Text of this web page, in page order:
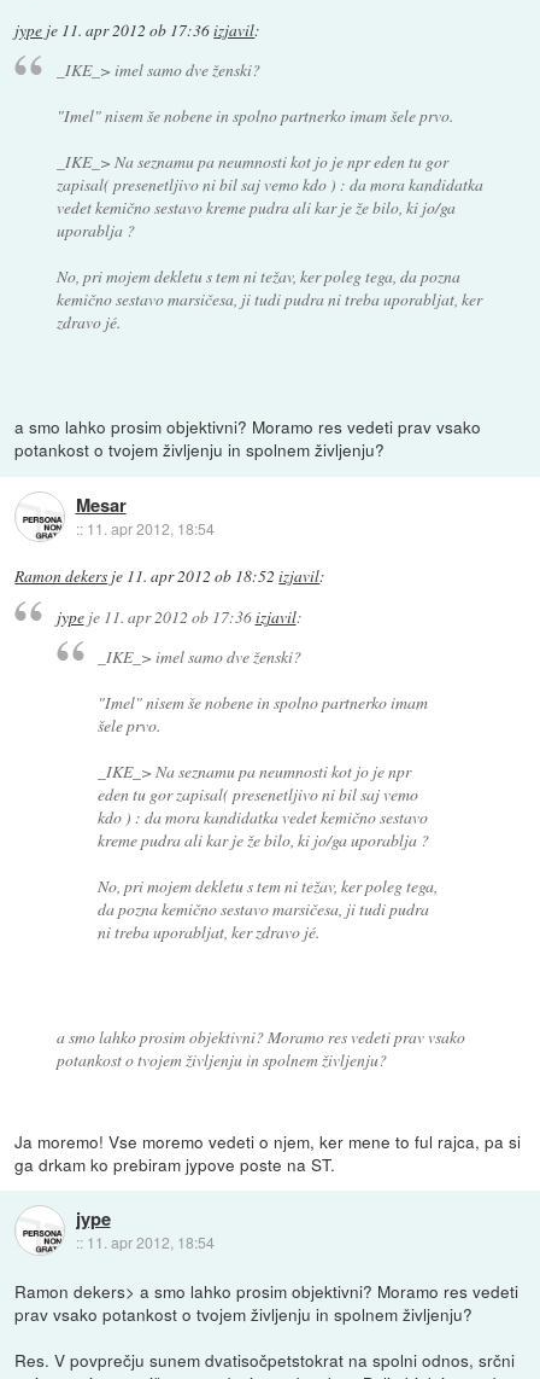
jype je 11. apr 2012 ob 17:36izjavil:
_IKE_> imel samo dve ženski?
"Imel" nisem še nobene in spolno partnerko imam šele prvo.
_IKE_> Na seznamu pa neumnosti kot jo je npr eden tu gor
zapisal( presenetljivo ni bil saj vemo kdo ) : da mora kandidatka
vedet kemično sestavo kreme pudra ali kar je že bilo, ki jo/ga
uporablja ?
No, pri mojem dekletu s tem ni težav, ker poleg tega, da pozna
kemično sestavo marsičesa, ji tudi pudra ni treba uporabljat, ker
zdravo jé.
a smo lahko prosim objektivni? Moramo res vedeti prav vsako
potankost o tvojem življenju in spolnem življenju?
Mesar
:: 11. apr 2012, 18:54
Ramon dekers je 11. apr 2012 ob 18:52 izjavil:
jypeje 11. apr 2012 ob 17:36izjavil:
_IKE_> imel samo dve ženski?
"Imel" nisem še nobene in spolno partnerko imam
šele prvo.
_IKE_> Na seznamu pa neumnosti kot jo je npr
eden tu gor zapisal( presenetljivo ni bil saj vemo
kdo ) : da mora kandidatka vedet kemično sestavo
kreme pudra ali kar je že bilo, ki jo/ga uporablja ?
No, pri mojem dekletu s tem ni težav, ker poleg tega,
da pozna kemično sestavo marsičesa, ji tudi pudra
ni treba uporabljat, ker zdravo jé.
a smo lahko prosim objektivni? Moramo res vedeti prav vsako
potankost o tvojem življenju in spolnem življenju?
Ja moremo! Vse moremo vedeti o njem, ker mene to ful rajca, pa si
ga drkam ko prebiram jypove poste na ST.
jype
:: 11. apr 2012, 18:54
Ramon dekers> a smo lahko prosim objektivni? Moramo res vedeti
prav vsako potankost o tvojem življenju in spolnem življenju?
Res. V povprečju sunem dvatisočpetstokrat na spolni odnos, srčni